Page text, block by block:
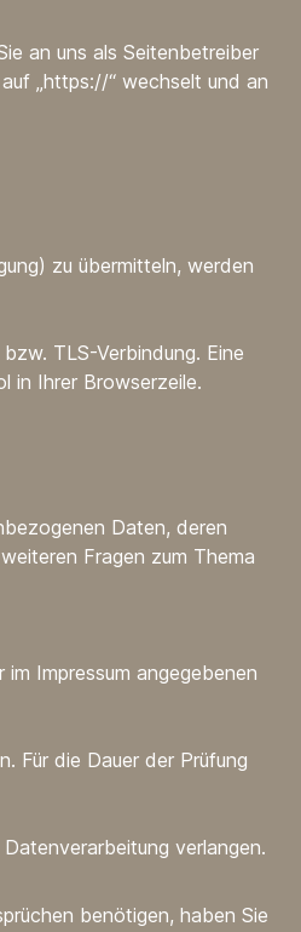
an uns als Seitenbetreiber
„https://“ wechselt und an
zu übermitteln, werden
TLS-Verbindung. Eine
in Ihrer Browserzeile.
Daten, deren
Fragen zum Thema
Impressum angegebenen
Für die Dauer der Prüfung
verlangen.
benötigen, haben Sie